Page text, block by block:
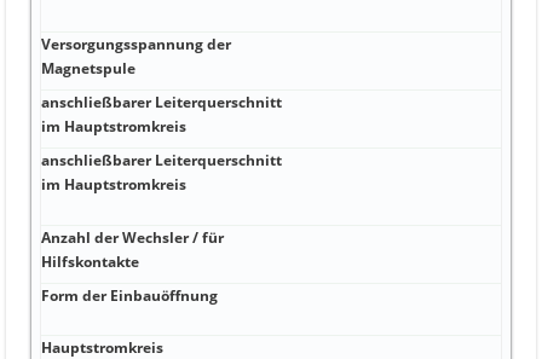
Versorgungsspannung der
Magnetspule
anschließbarer Leiterquerschnitt
im Hauptstromkreis
anschließbarer Leiterquerschnitt
im Hauptstromkreis
Anzahl der Wechsler / für
Hilfskontakte
Form der Einbauöffnung
Hauptstromkreis